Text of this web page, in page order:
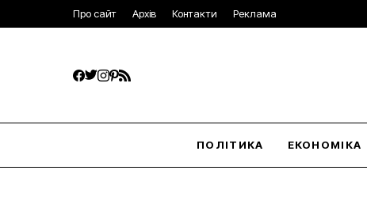
Про сайт Архів Контакти Реклама
ПОЛІТИКА ЕКОНОМІКА